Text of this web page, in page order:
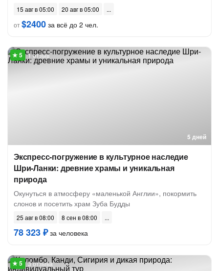
15 авг в 05:00
20 авг в 05:00
от$2400 за всё до 2 чел.
5 дней
1 отзыв
Экспресс-погружение в культурное наследие
Шри-Ланки: древние храмы и уникальная
природа
Окунуться в атмосферу «маленькой Англии», покормить
слонов и посетить храм Зуба Будды
25 авг в 08:00 8 сен в 08:00
78 323 ₽за человека
3 отзыва